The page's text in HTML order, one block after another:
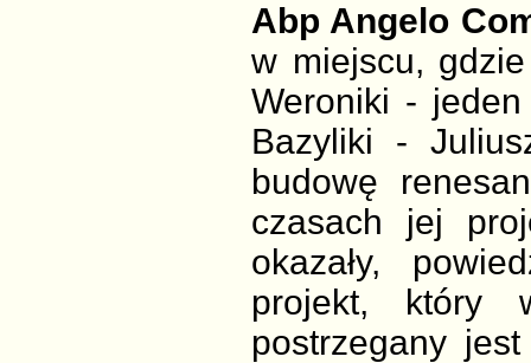
Abp Angelo
w miejscu,
Weroniki -
Bazyliki -
budowę
czasach jej
okazały,
projekt, który
postrzegany